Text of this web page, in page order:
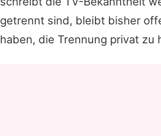
getrennt sind, bleibt bisher
haben, die Trennung privat zu